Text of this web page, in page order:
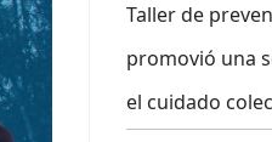
Taller de
promovió una
el cuidado